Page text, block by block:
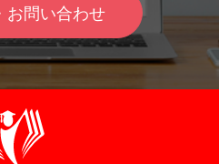
お問い合わせ